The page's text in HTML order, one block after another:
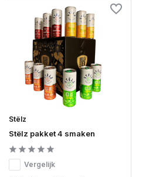
Stëlz
Stëlz pakket 4 smaken
Vergelijk